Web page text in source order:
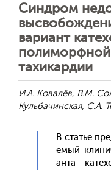
Синдром
вариант
тахикардии
И.А. Ковалёв, В.М.
Кульбачинская, С.А.
В статье
емый
ан­та